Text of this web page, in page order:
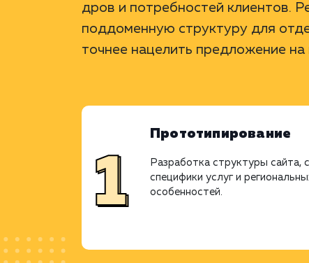
дров и потребностей клиентов.
поддоменную структуру для
точнее нацелить предложение
Прототипирование
Разработка структуры сайта,
специфики услуг и
особенностей.